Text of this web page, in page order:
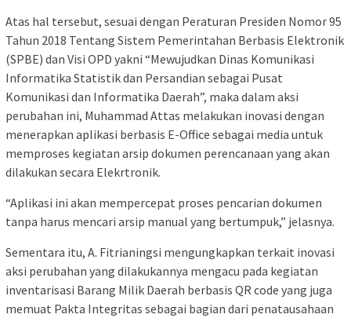
Atas hal tersebut, sesuai dengan Peraturan Presiden Nomor 95
Tahun 2018 Tentang Sistem Pemerintahan Berbasis Elektronik
(SPBE) dan Visi OPD yakni “Mewujudkan Dinas Komunikasi
Informatika Statistik dan Persandian sebagai Pusat
Komunikasi dan Informatika Daerah”, maka dalam aksi
perubahan ini, Muhammad Attas melakukan inovasi dengan
menerapkan aplikasi berbasis E-Office sebagai media untuk
memproses kegiatan arsip dokumen perencanaan yang akan
dilakukan secara Elekrtronik.
“Aplikasi ini akan mempercepat proses pencarian dokumen
tanpa harus mencari arsip manual yang bertumpuk,” jelasnya.
Sementara itu, A. Fitrianingsi mengungkapkan terkait inovasi
aksi perubahan yang dilakukannya mengacu pada kegiatan
inventarisasi Barang Milik Daerah berbasis QR code yang juga
memuat Pakta Integritas sebagai bagian dari penatausahaan